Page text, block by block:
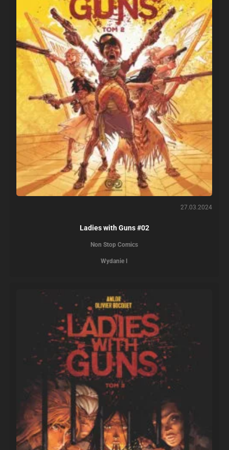
27.03.2024
Ladies with Guns #02
Non Stop Comics
Wydanie I